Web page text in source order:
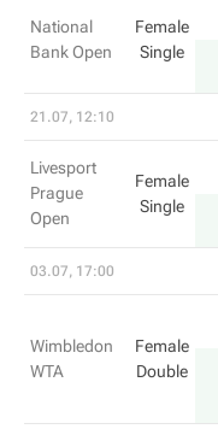
National
Bank Open
Female
Single
21.07, 12:10
Livesport
Prague
Open
Female
Single
03.07, 17:00
Wimbledon
WTA
Female
Double